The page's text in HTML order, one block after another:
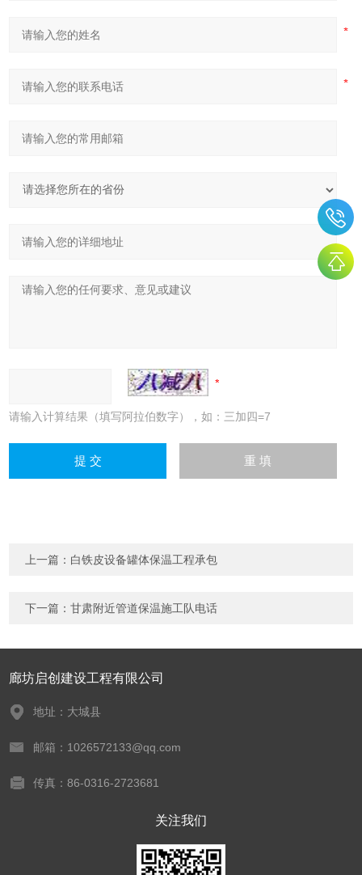
请输入计算结果（填写阿拉伯数字），如：三加四=7
上一篇： 白铁皮设备罐体保温工程承包
下一篇：甘肃附近管道保温施工队电话
廊坊启创建设工程有限公司
地址：大城县
邮箱：1026572133@qq.com
传真：86-0316-2723681
关注我们